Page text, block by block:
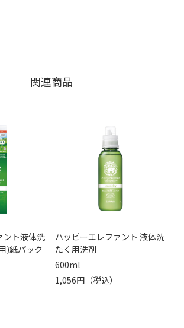
関連商品
ント液体洗
)紙パック
ハッピーエレファント 液体洗
たく用洗剤
600ml
1,056円（税込）